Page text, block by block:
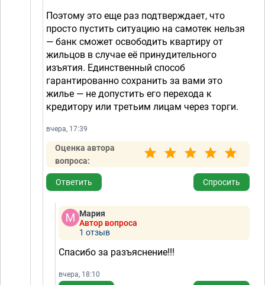
Поэтому это еще раз подтверждает, что
просто пустить ситуацию на самотек нельзя
— банк сможет освободить квартиру от
жильцов в случае её принудительного
изъятия. Единственный способ
гарантированно сохранить за вами это
жилье — не допустить его перехода к
кредитору или третьим лицам через торги.
вчера, 17:39
Оценка автора
вопроса:
Ответить Спросить
Мария
Автор вопроса
1 отзыв
Спасибо за разъяснение!!!
вчера, 18:10